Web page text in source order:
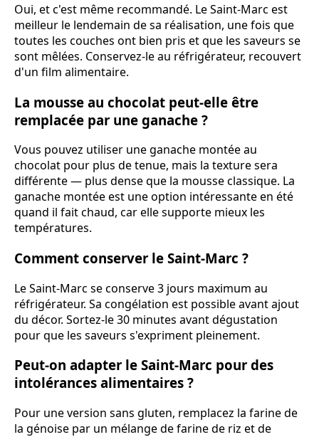
Oui, et c'est même recommandé. Le Saint-Marc est
meilleur le lendemain de sa réalisation, une fois que
toutes les couches ont bien pris et que les saveurs se
sont mêlées. Conservez-le au réfrigérateur, recouvert
d'un film alimentaire.
La mousse au chocolat peut-elle être
remplacée par une ganache ?
Vous pouvez utiliser une ganache montée au
chocolat pour plus de tenue, mais la texture sera
différente — plus dense que la mousse classique. La
ganache montée est une option intéressante en été
quand il fait chaud, car elle supporte mieux les
températures.
Comment conserver le Saint-Marc ?
Le Saint-Marc se conserve 3 jours maximum au
réfrigérateur. Sa congélation est possible avant ajout
du décor. Sortez-le 30 minutes avant dégustation
pour que les saveurs s'expriment pleinement.
Peut-on adapter le Saint-Marc pour des
intolérances alimentaires ?
Pour une version sans gluten, remplacez la farine de
la génoise par un mélange de farine de riz et de